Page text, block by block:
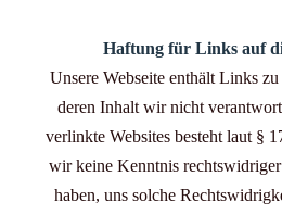
Haftung für Links auf
Unsere Webseite enthält Links
deren Inhalt wir nicht
verlinkte Websites besteht laut §
wir keine Kenntnis
haben, uns solche